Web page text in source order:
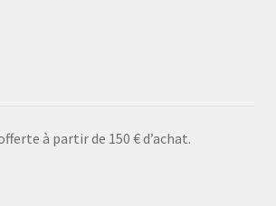
à partir de 150 € d’achat.